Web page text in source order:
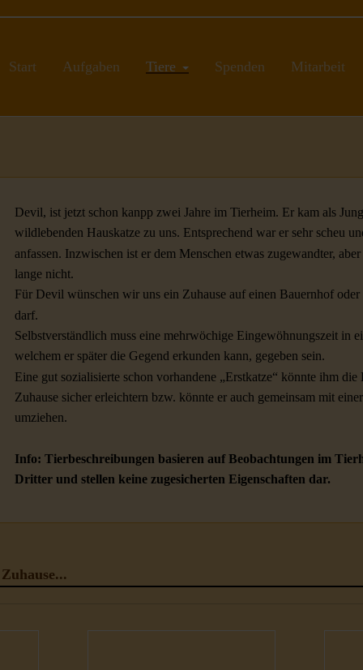
Start Aufgaben Tiere Spenden Mitarbeit
Devil, ist jetzt schon kanpp zwei Jahre im Tierheim. Er kam als
wildlebenden Hauskatze zu uns. Entsprechend war er sehr scheu
anfassen. Inzwischen ist er dem Menschen etwas zugewandter,
lange nicht.
Für Devil wünschen wir uns ein Zuhause auf einen Bauernhof
darf.
Selbstverständlich muss eine mehrwöchige Eingewöhnungszeit in
welchem er später die Gegend erkunden kann, gegeben sein.
Eine gut sozialisierte schon vorhandene „Erstkatze“ könnte ihm
Zuhause sicher erleichtern bzw. könnte er auch gemeinsam mit
umziehen.
Info: Tierbeschreibungen basieren auf Beobachtungen im
Dritter und stellen keine zugesicherten Eigenschaften dar.